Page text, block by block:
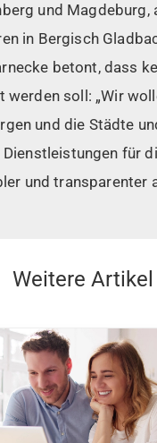
und Magdeburg,
in Bergisch
betont, dass
werden soll: „Wir
und die Städte
für
und transparenter
Weitere Artikel